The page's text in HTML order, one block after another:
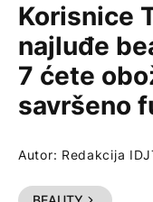
Korisnice
najluđe
7 ćete
savršeno
Autor: Redakcija